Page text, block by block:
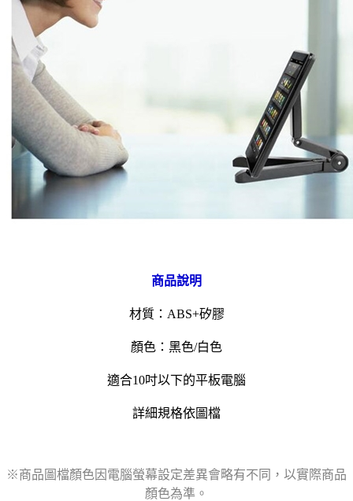
商品說明
材質：ABS+矽膠
顏色：黑色/白色
適合10吋以下的平板電腦
詳細規格依圖檔
※商品圖檔顏色因電腦螢幕設定差異會略有不同，以實際商品
顏色為準。